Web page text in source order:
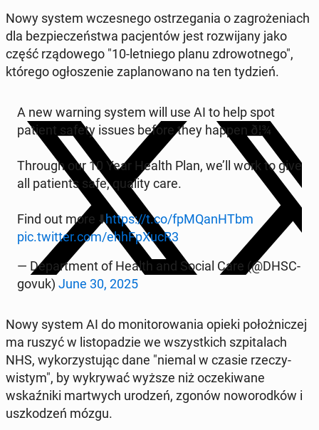
Nowy system wczes­nego os­trze­ga­nia o za­groże­ni­ach
dla bez­pieczeńst­wa pac­jen­tów jest rozwi­jany jako
część rzą­dowego "10-let­niego planu zdrowot­nego",
którego ogłosze­nie za­planowano na ten tydzień.
A new warning system will use AI to help spot
patient safety issues before they happen ð¦¾
Through our 10 Year Health Plan, we’ll work to give
all pa­tients safe, quality care.
Find out more ⬇️https://t.co/fp­MQan­HTbm
pic.twitter.com/ehhF­pX­u­cR3
— De­part­ment of Health and Social Care (@DHSC­
govuk) June 30, 2025
Nowy system AI do mon­i­torowa­nia opieki położniczej
ma ruszyć w listopadzie we wszys­t­kich szpi­ta­lach
NHS, wyko­rzys­tu­jąc dane "niemal w czasie rzeczy­
wistym", by wykry­wać wyższe niż oczeki­wane
wskaźni­ki martwych urodzeń, zgonów noworod­ków i
uszkodzeń mózgu.